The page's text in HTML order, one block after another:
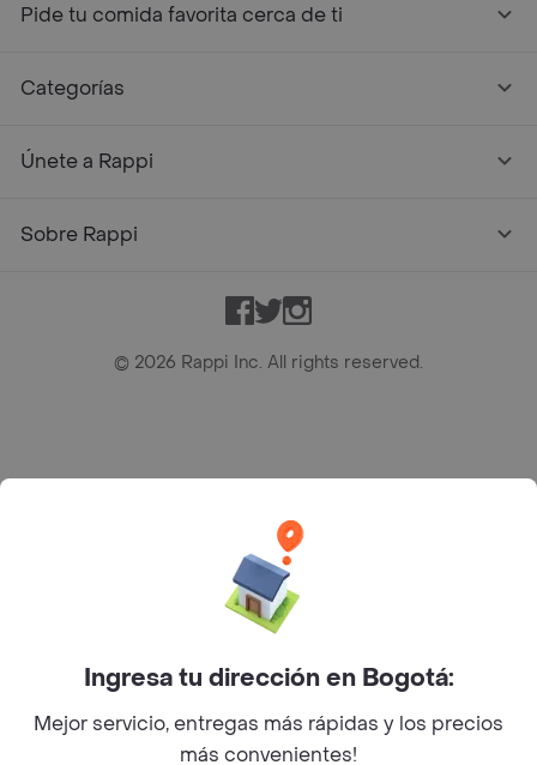
Pide tu comida favorita cerca de ti
Categorías
Únete a Rappi
Sobre Rappi
Facebook
TwitterInstagram
© 2026 Rappi Inc. All rights reserved.
Bogotá D.C. --- notificacionesrappi@rappi.com
Ingresa tu dirección en Bogotá:
Mejor servicio, entregas más rápidas y los precios
más convenientes!